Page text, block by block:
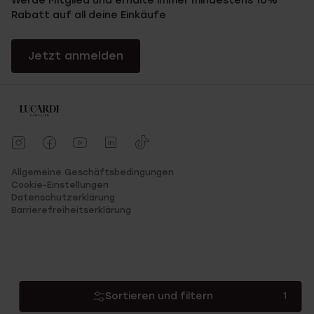
Sortieren und filtern 1
Rabatt auf all deine Einkäufe
Jetzt anmelden
Allgemeine Geschäftsbedingungen
Cookie-Einstellungen
Datenschutzerklärung
Barrierefreiheitserklärung